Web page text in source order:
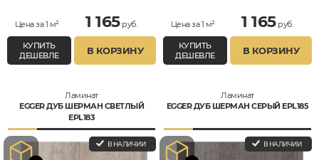
Цена за 1 м² 1 165руб.
КУПИТЬ
ДЕШЕВЛЕ
В КОРЗИНУ
Цена за 1 м² 1 165руб.
КУПИТЬ
ДЕШЕВЛЕ
В КОРЗИНУ
Ламинат
EGGER ДУБ ШЕРМАН СВЕТЛЫЙ
EPL183
В НАЛИЧИИ
Ламинат
EGGER ДУБ ШЕРМАН СЕРЫЙ EPL185
В НАЛИЧИИ